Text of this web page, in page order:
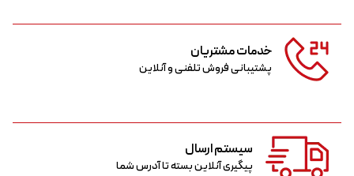
خدمات مشتریان
پشتیبانی فروش تلفنی و آنلاین
سیستم ارسال
پیگیری آنلاین بسته تا آدرس شما